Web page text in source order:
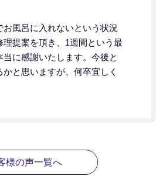
お風呂に入れないという状況
理提案を頂き、1週間という最
に感謝いたします。今後と
と思いますが、何卒宜しく
様の声一覧へ